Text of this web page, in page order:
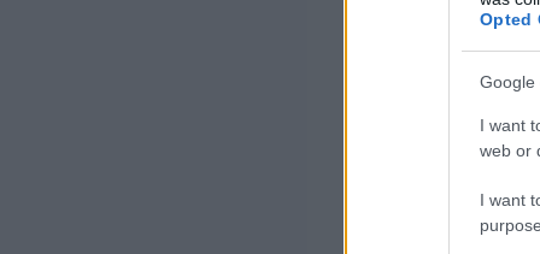
Opted
Google
I want
web or
I want
játszanak
A